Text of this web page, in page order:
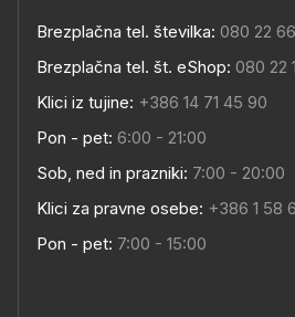
Brezplačna tel. številka: 080 22 66
Brezplačna tel. št. eShop: 080 22
Klici iz tujine: +386 14 71 45 90
Pon - pet: 6:00 - 21:00
Sob, ned in prazniki: 7:00 - 20:00
Klici za pravne osebe: +386 1 58
Pon - pet: 7:00 - 15:00